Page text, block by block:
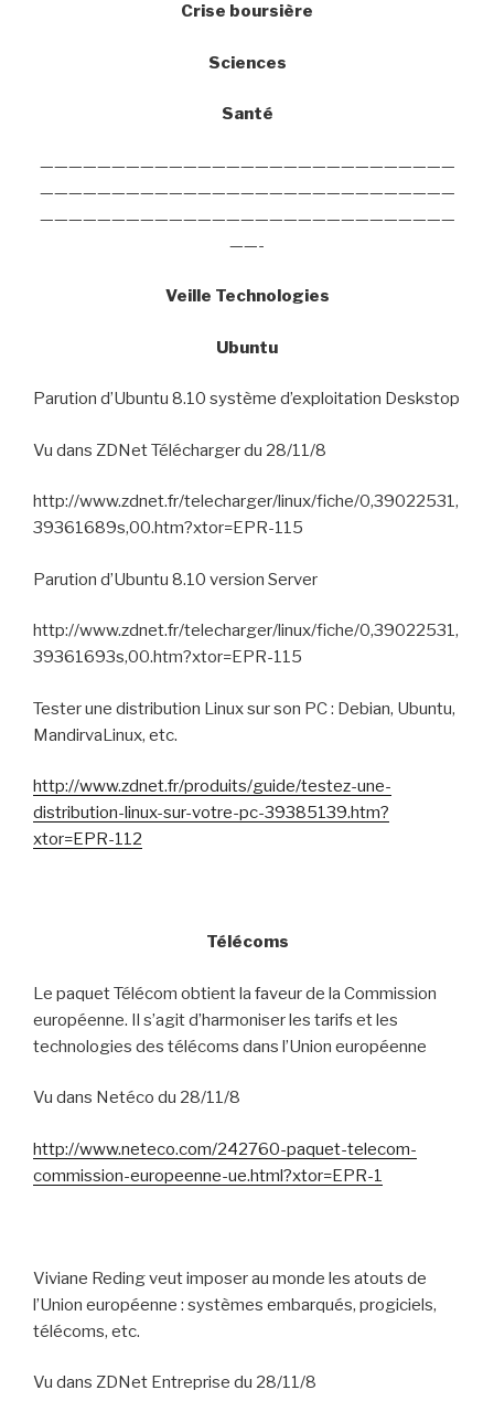
Crise boursière
Sciences
Santé
—————————————————————————————
—————————————————————————————
—————————————————————————————
——-
Veille Technologies
Ubuntu
Parution d’Ubuntu 8.10 système d’exploitation Deskstop
Vu dans ZDNet Télécharger du 28/11/8
http://www.zdnet.fr/telecharger/linux/fiche/0,39022531,
39361689s,00.htm?xtor=EPR-115
Parution d’Ubuntu 8.10 version Server
http://www.zdnet.fr/telecharger/linux/fiche/0,39022531,
39361693s,00.htm?xtor=EPR-115
Tester une distribution Linux sur son PC : Debian, Ubuntu,
MandirvaLinux, etc.
http://www.zdnet.fr/produits/guide/testez-une-
distribution-linux-sur-votre-pc-39385139.htm?
xtor=EPR-112
Télécoms
Le paquet Télécom obtient la faveur de la Commission
européenne. Il s’agit d’harmoniser les tarifs et les
technologies des télécoms dans l’Union européenne
Vu dans Netéco du 28/11/8
http://www.neteco.com/242760-paquet-telecom-
commission-europeenne-ue.html?xtor=EPR-1
Viviane Reding veut imposer au monde les atouts de
l’Union européenne : systèmes embarqués, progiciels,
télécoms, etc.
Vu dans ZDNet Entreprise du 28/11/8